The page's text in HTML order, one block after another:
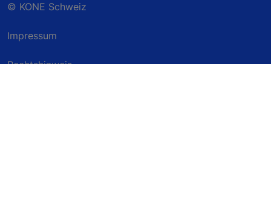
© KONE Schweiz
Impressum
Rechtshinweis